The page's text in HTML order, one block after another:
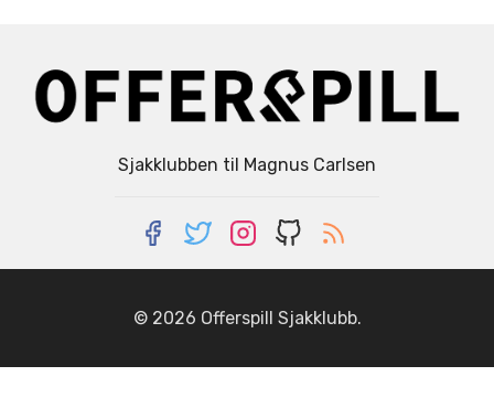
Sjakklubben til Magnus Carlsen
© 2026 Offerspill Sjakklubb.